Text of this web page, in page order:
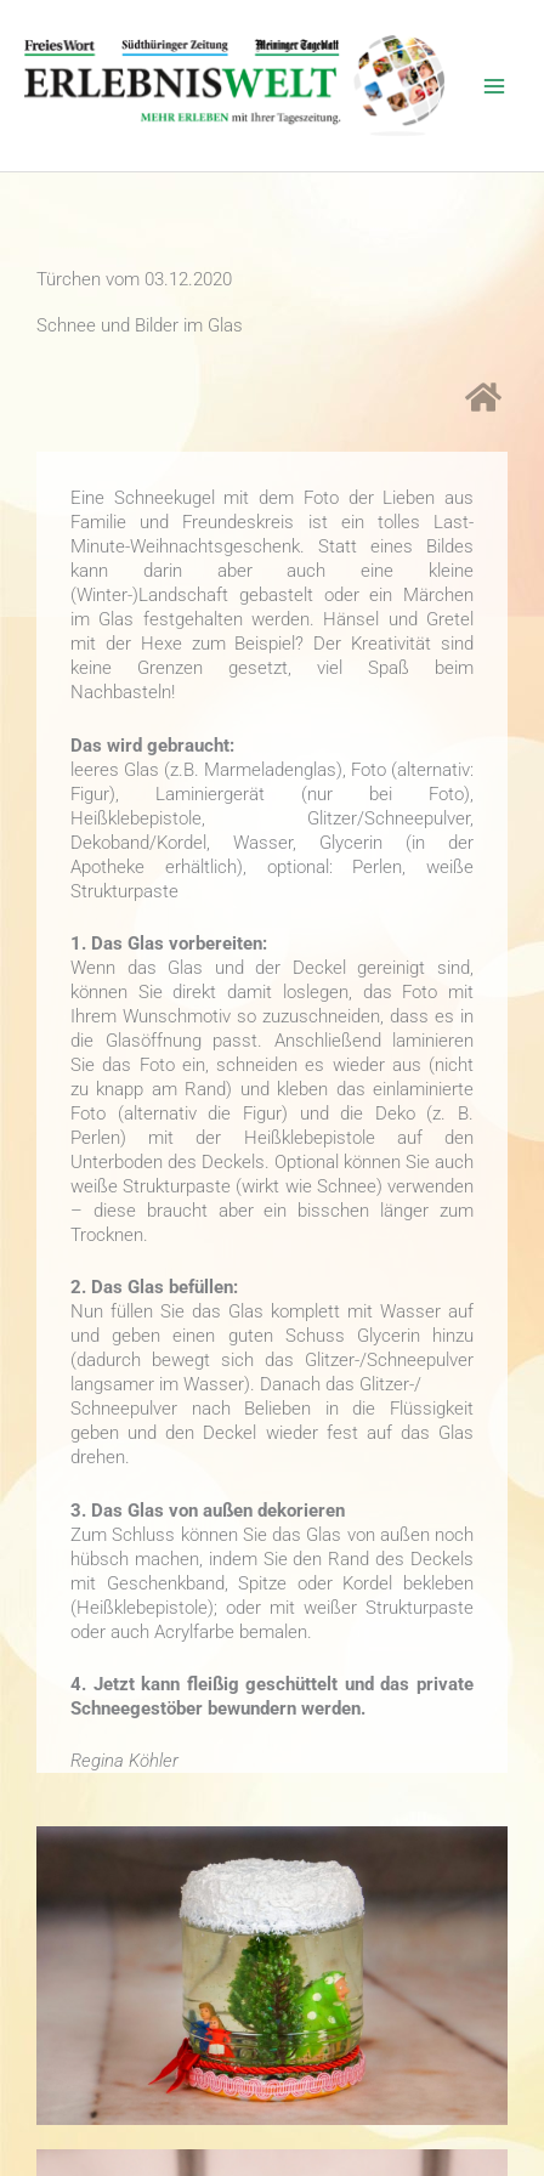
Inhalt
springen
Türchen vom 03.12.2020
Schnee und Bilder im Glas
Eine Schneekugel mit dem Foto der Lieben aus
Familie und Freundeskreis ist ein tolles Last-
Minute-Weihnachtsgeschenk. Statt eines Bildes
kann darin aber auch eine kleine
(Winter-)Landschaft gebastelt oder ein Märchen
im Glas festgehalten werden. Hänsel und Gretel
mit der Hexe zum Beispiel? Der Kreativität sind
keine Grenzen gesetzt, viel Spaß beim
Nachbasteln!
Das wird gebraucht:
leeres Glas (z.B. Marmeladenglas), Foto (alternativ:
Figur), Laminiergerät (nur bei Foto),
Heißklebepistole, Glitzer/Schneepulver,
Dekoband/Kordel, Wasser, Glycerin (in der
Apotheke erhältlich), optional: Perlen, weiße
Strukturpaste
1. Das Glas vorbereiten:
Wenn das Glas und der Deckel gereinigt sind,
können Sie direkt damit loslegen, das Foto mit
Ihrem Wunschmotiv so zuzuschneiden, dass es in
die Glasöffnung passt. Anschließend laminieren
Sie das Foto ein, schneiden es wieder aus (nicht
zu knapp am Rand) und kleben das einlaminierte
Foto (alternativ die Figur) und die Deko (z. B.
Perlen) mit der Heißklebepistole auf den
Unterboden des Deckels. Optional können Sie auch
weiße Strukturpaste (wirkt wie Schnee) verwenden
– diese braucht aber ein bisschen länger zum
Trocknen.
2. Das Glas befüllen:
Nun füllen Sie das Glas komplett mit Wasser auf
und geben einen guten Schuss Glycerin hinzu
(dadurch bewegt sich das Glitzer-/Schneepulver
langsamer im Wasser). Danach das Glitzer-/
Schneepulver nach Belieben in die Flüssigkeit
geben und den Deckel wieder fest auf das Glas
drehen.
3. Das Glas von außen dekorieren
Zum Schluss können Sie das Glas von außen noch
hübsch machen, indem Sie den Rand des Deckels
mit Geschenkband, Spitze oder Kordel bekleben
(Heißklebepistole); oder mit weißer Strukturpaste
oder auch Acrylfarbe bemalen.
4. Jetzt kann fleißig geschüttelt und das private
Schneegestöber bewundern werden.
Regina Köhler